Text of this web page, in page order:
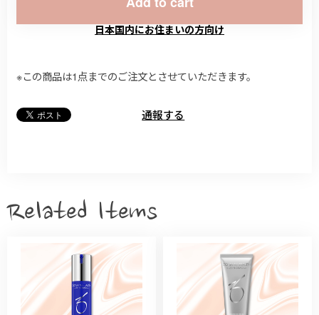
日本国内にお住まいの方向け
※この商品は1点までのご注文とさせていただきます。
通報する
Related Items